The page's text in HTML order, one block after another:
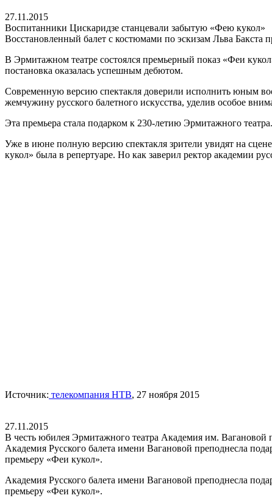
27.11.2015
Воспитанники Цискаридзе станцевали забытую «Фею кукол»
Восстановленный балет с костюмами по эскизам Льва Бакста
В Эрмитажном театре состоялся премьерный показ «Феи
постановка оказалась успешным дебютом.
Современную версию спектакля доверили исполнить юным
жемчужину русского балетного искусства, уделив особое
Эта премьера стала подарком к 230-летию Эрмитажного
Уже в июне полную версию спектакля зрители увидят на
кукол» была в репертуаре. Но как заверил ректор академии
Источник: телекомпания НТВ, 27 ноября 2015
27.11.2015
В честь юбилея Эрмитажного театра Академия им. Вагановой
Академия Русского балета имени Вагановой преподнесла
премьеру «Феи кукол».
Академия Русского балета имени Вагановой преподнесла
премьеру «Феи кукол».